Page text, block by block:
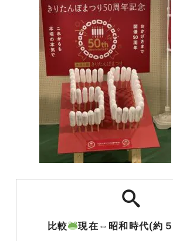
比較 現在⇔昭和時代(約